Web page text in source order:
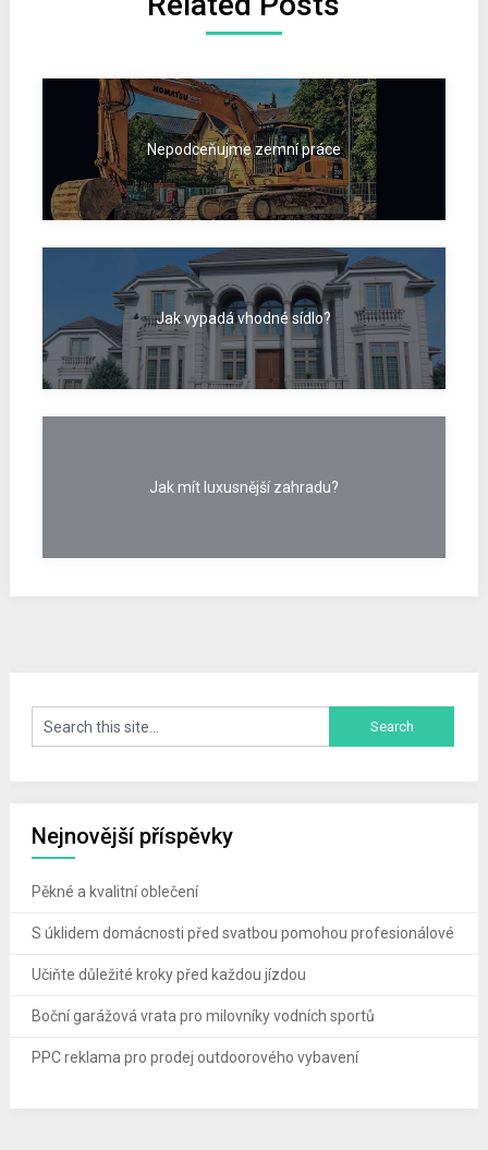
Nepodceňujme zemní práce
Jak vypadá vhodné sídlo?
Jak mít luxusnější zahradu?
Nejnovější příspěvky
Pěkné a kvalitní oblečení
S úklidem domácnosti před svatbou pomohou profesionálové
Učiňte důležité kroky před každou jízdou
Boční garážová vrata pro milovníky vodních sportů
PPC reklama pro prodej outdoorového vybavení